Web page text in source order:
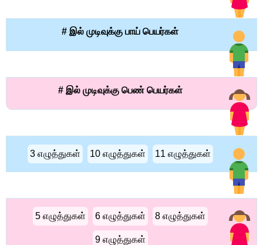
# இல் முடிவுக்கு பாய் பெயர்கள்
# இல் முடிவுக்கு பெண் பெயர்கள்
3 எழுத்துகள் 10 எழுத்துகள் 11 எழுத்துகள்
5 எழுத்துகள் 6 எழுத்துகள் 8 எழுத்துகள்
9 எழுத்துகள்